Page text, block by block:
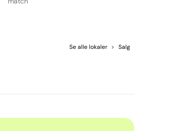
Se alle lokaler > Salg